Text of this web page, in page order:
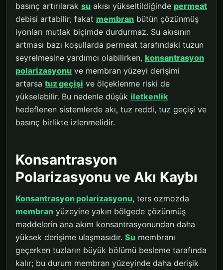
basınç artırılarak su akısı yükseltildiğinde permeat
debisi artabilir; fakat membran bütün çözünmüş
iyonları mutlak biçimde durdurmaz. Su akısının
artması bazı koşullarda permeat tarafındaki tuzun
seyrelmesine yardımcı olabilirken, konsantrasyon
polarizasyonu ve membran yüzeyi derişimi
artarsa tuz geçişi ve ölçeklenme riski de
yükselebilir. Bu nedenle düşük iletkenlik
hedeflenen sistemlerde akı, tuz reddi, tuz geçişi ve
basınç birlikte izlenmelidir.
Konsantrasyon
Polarizasyonu ve Akı Kaybı
Konsantrasyon polarizasyonu, ters ozmozda
membran yüzeyine yakın bölgede çözünmüş
maddelerin ana akım konsantrasyonundan daha
yüksek derişime ulaşmasıdır. Su membranı
geçerken tuzların büyük bölümü besleme tarafında
kalır; bu durum membran yüzeyinde daha derişik